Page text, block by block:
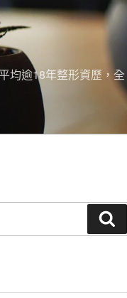
均逾18年整形資歷，全
尋